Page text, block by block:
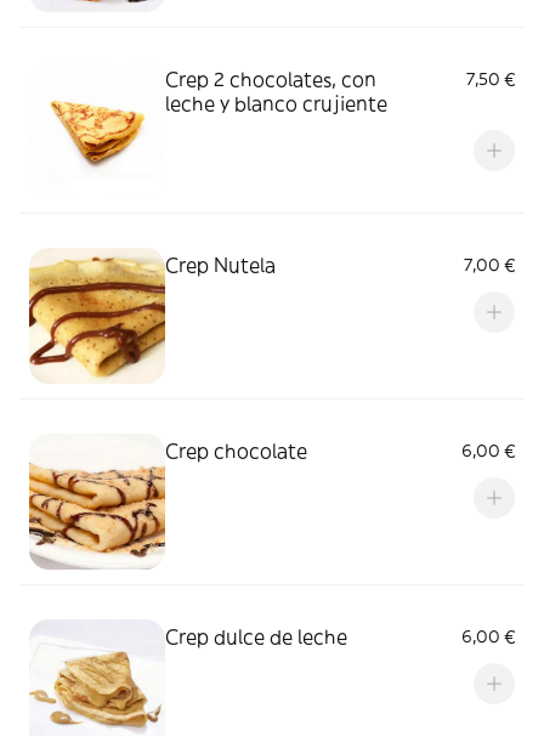
Crep 2 chocolates, con
leche y blanco crujiente
7,50 €
Crep Nutela 7,00 €
Crep chocolate 6,00 €
Crep dulce de leche 6,00 €